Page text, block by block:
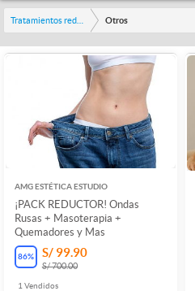
Otros
AMG ESTÉTICA ESTUDIO
¡PACK REDUCTOR! Ondas
Rusas + Masoterapia +
Quemadores y Mas
86% S/ 99.90
S/ 700.00
1 Vendidos